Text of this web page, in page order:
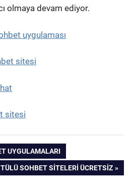
olmaya devam ediyor.
uygulaması
sitesi
sitesi
UYGULAMALARI
SOHBET SITELERI ÜCRETSIZ